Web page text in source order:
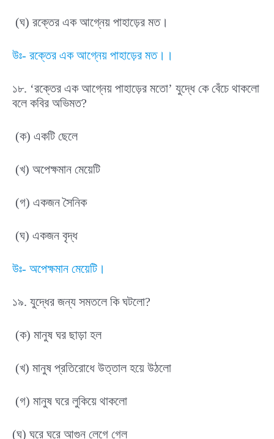
(ঘ) রক্তের এক আগ্নেয় পাহাড়ের মত।
উঃ- রক্তের এক আগ্নেয় পাহাড়ের মত।।
১৮. ‘রক্তের এক আগ্নেয় পাহাড়ের মতো’ যুদ্ধে কে বেঁচে থাকলো
বলে কবির অভিমত?
(ক) একটি ছেলে
(খ) অপেক্ষমান মেয়েটি
(গ) একজন সৈনিক
(ঘ) একজন বৃদ্ধ
উঃ- অপেক্ষমান মেয়েটি।
১৯. যুদ্ধের জন্য সমতলে কি ঘটলো?
(ক) মানুষ ঘর ছাড়া হল
(খ) মানুষ প্রতিরোধে উত্তাল হয়ে উঠলো
(গ) মানুষ ঘরে লুকিয়ে থাকলো
(ঘ) ঘরে ঘরে আগুন লেগে গেল